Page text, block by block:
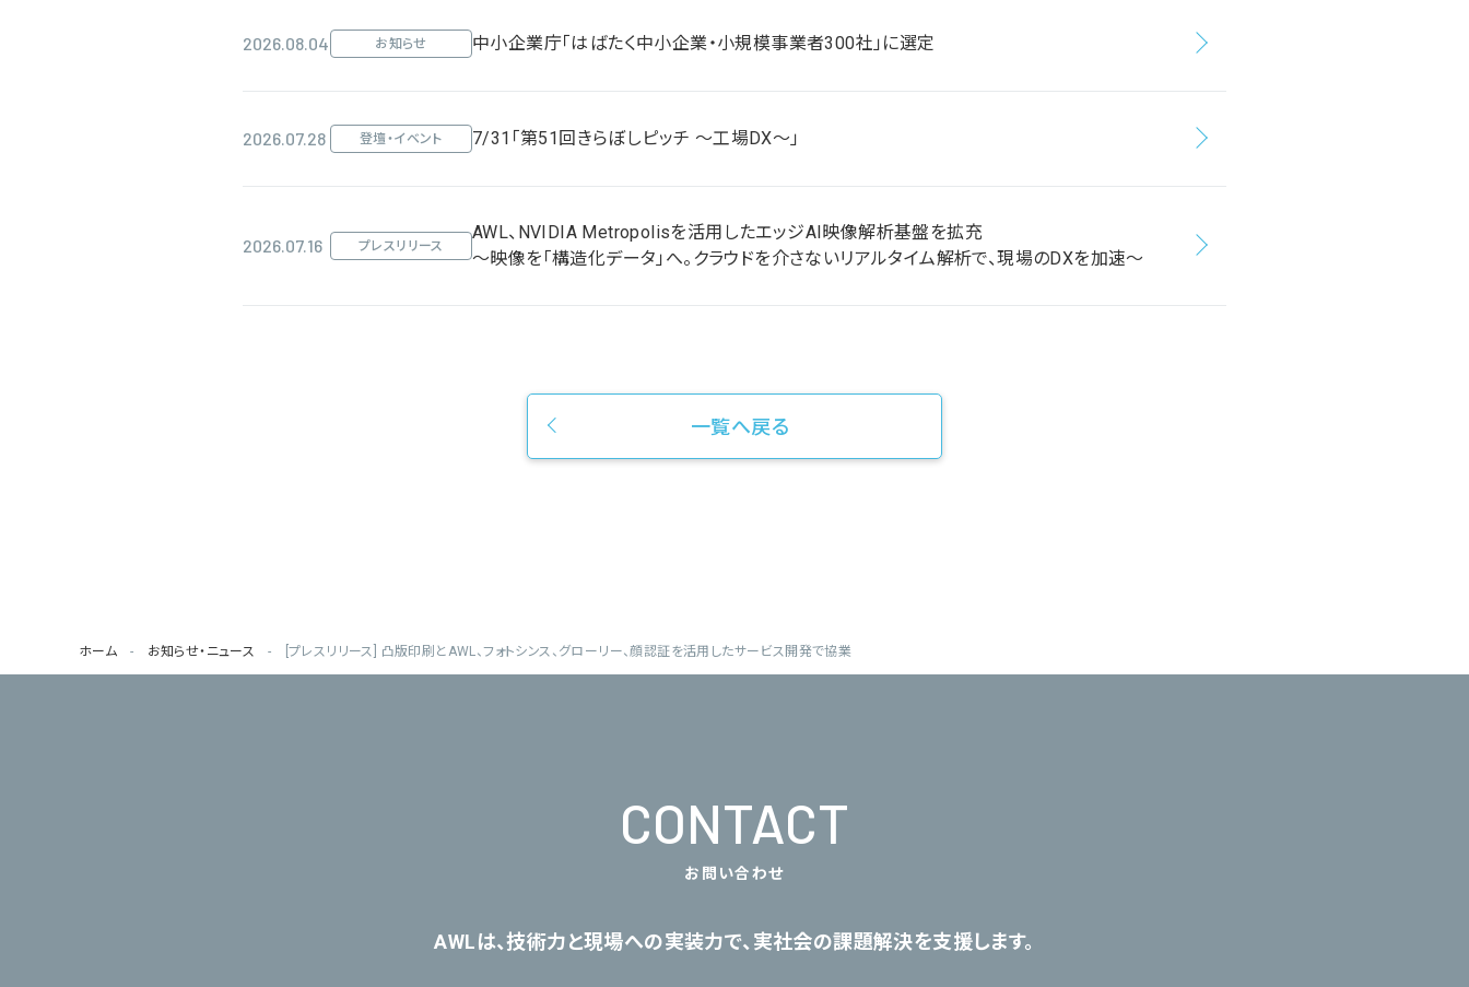
2026.08.04 お知らせ 中小企業庁「はばたく中小企業・小規模事業者300社」に選定
2026.07.28 登壇・イベント 7/31「第51回きらぼしピッチ ～工場DX～」
2026.07.16 プレスリリース
AWL、NVIDIA Metropolisを活用したエッジAI映像解析基盤を拡充
～映像を「構造化データ」へ。クラウドを介さないリアルタイム解析で、現場のDXを加速～
一覧へ戻る
ホーム お知らせ・ニュース [プレスリリース] 凸版印刷とAWL、フォトシンス、グローリー、顔認証を活用したサービス開発で協業
CONTACT
お問い合わせ
AWLは、技術力と現場への実装力で、 実社会の課題解決を支援します。